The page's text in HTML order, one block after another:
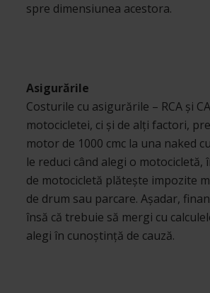
spre dimensiunea acestora.
Asigurările
Costurile cu asigurările – RCA și
motocicletei, ci și de alți factori,
motor de 1000 cmc la una naked
le reduci când alegi o
de motocicletă plătește impozite
de drum sau parcare. Așadar,
însă că trebuie să mergi cu
alegi în cunoștință de cauză.